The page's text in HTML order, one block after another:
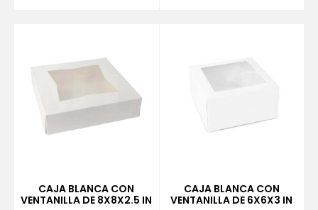
CAJA BLANCA CON
VENTANILLA DE 8X8X2.5 IN
CAJA BLANCA CON
VENTANILLA DE 6X6X3 IN